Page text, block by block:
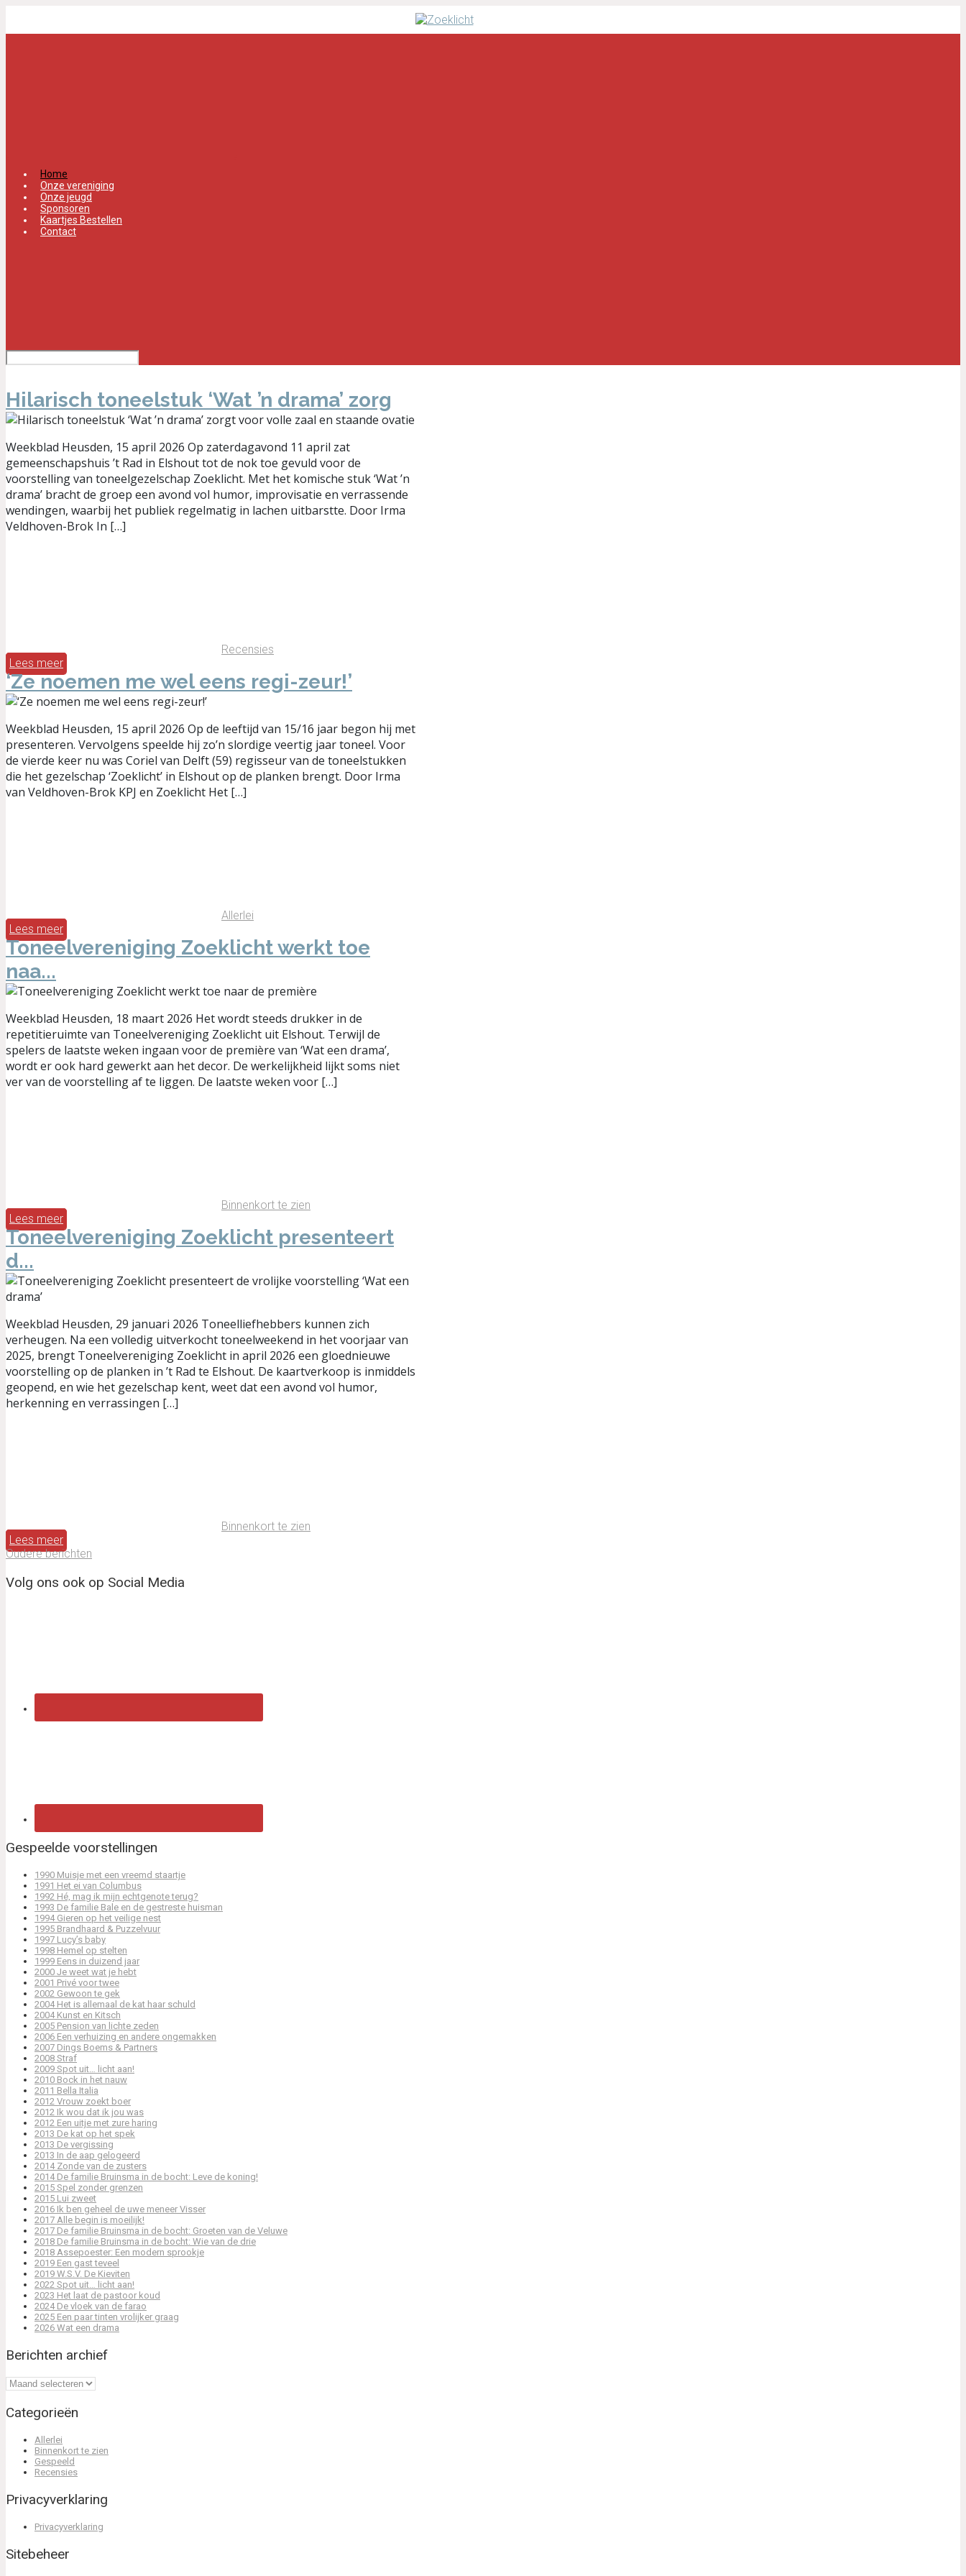
Home
Onze vereniging
Onze jeugd
Sponsoren
Kaartjes Bestellen
Contact
Hilarisch toneelstuk ‘Wat ’n drama’ zorg
Weekblad Heusden, 15 april 2026 Op zaterdagavond 11 april zat
gemeenschapshuis ’t Rad in Elshout tot de nok toe gevuld voor de
voorstelling van toneelgezelschap Zoeklicht. Met het komische stuk ‘Wat ’n
drama’ bracht de groep een avond vol humor, improvisatie en verrassende
wendingen, waarbij het publiek regelmatig in lachen uitbarstte. Door Irma
Veldhoven-Brok In […]
Recensies
Lees meer
‘Ze noemen me wel eens regi-zeur!’
Weekblad Heusden, 15 april 2026 Op de leeftijd van 15/16 jaar begon hij met
presenteren. Vervolgens speelde hij zo’n slordige veertig jaar toneel. Voor
de vierde keer nu was Coriel van Delft (59) regisseur van de toneelstukken
die het gezelschap ‘Zoeklicht’ in Elshout op de planken brengt. Door Irma
van Veldhoven-Brok KPJ en Zoeklicht Het […]
Allerlei
Lees meer
Toneelvereniging Zoeklicht werkt toe
naa...
Weekblad Heusden, 18 maart 2026 Het wordt steeds drukker in de
repetitieruimte van Toneelvereniging Zoeklicht uit Elshout. Terwijl de
spelers de laatste weken ingaan voor de première van ‘Wat een drama’,
wordt er ook hard gewerkt aan het decor. De werkelijkheid lijkt soms niet
ver van de voorstelling af te liggen. De laatste weken voor […]
Binnenkort te zien
Lees meer
Toneelvereniging Zoeklicht presenteert
d...
Weekblad Heusden, 29 januari 2026 Toneelliefhebbers kunnen zich
verheugen. Na een volledig uitverkocht toneelweekend in het voorjaar van
2025, brengt Toneelvereniging Zoeklicht in april 2026 een gloednieuwe
voorstelling op de planken in ’t Rad te Elshout. De kaartverkoop is inmiddels
geopend, en wie het gezelschap kent, weet dat een avond vol humor,
herkenning en verrassingen […]
Binnenkort te zien
Lees meer
Oudere berichten
Volg ons ook op Social Media
Gespeelde voorstellingen
1990 Muisje met een vreemd staartje
1991 Het ei van Columbus
1992 Hé, mag ik mijn echtgenote terug?
1993 De familie Bale en de gestreste huisman
1994 Gieren op het veilige nest
1995 Brandhaard & Puzzelvuur
1997 Lucy’s baby
1998 Hemel op stelten
1999 Eens in duizend jaar
2000 Je weet wat je hebt
2001 Privé voor twee
2002 Gewoon te gek
2004 Het is allemaal de kat haar schuld
2004 Kunst en Kitsch
2005 Pension van lichte zeden
2006 Een verhuizing en andere ongemakken
2007 Dings Boems & Partners
2008 Straf
2009 Spot uit… licht aan!
2010 Bock in het nauw
2011 Bella Italia
2012 Vrouw zoekt boer
2012 Ik wou dat ik jou was
2012 Een uitje met zure haring
2013 De kat op het spek
2013 De vergissing
2013 In de aap gelogeerd
2014 Zonde van de zusters
2014 De familie Bruinsma in de bocht: Leve de koning!
2015 Spel zonder grenzen
2015 Lui zweet
2016 Ik ben geheel de uwe meneer Visser
2017 Alle begin is moeilijk!
2017 De familie Bruinsma in de bocht: Groeten van de Veluwe
2018 De familie Bruinsma in de bocht: Wie van de drie
2018 Assepoester: Een modern sprookje
2019 Een gast teveel
2019 W.S.V. De Kieviten
2022 Spot uit… licht aan!
2023 Het laat de pastoor koud
2024 De vloek van de farao
2025 Een paar tinten vrolijker graag
2026 Wat een drama
Berichten archief
Berichten
archief
Categorieën
Allerlei
Binnenkort te zien
Gespeeld
Recensies
Privacyverklaring
Privacyverklaring
Sitebeheer